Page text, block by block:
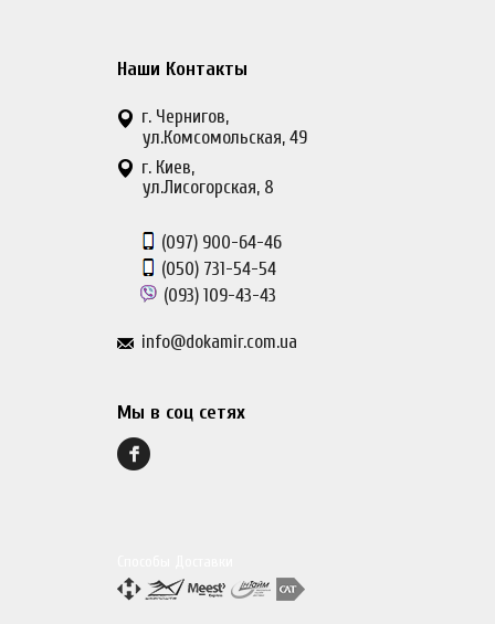
Наши Контакты
г. Чернигов,
ул.Комсомольская, 49
г. Киев,
ул.Лисогорская, 8
(097) 900-64-46
(050) 731-54-54
(093) 109-43-43
info@dokamir.com.ua
Мы в соц сетях